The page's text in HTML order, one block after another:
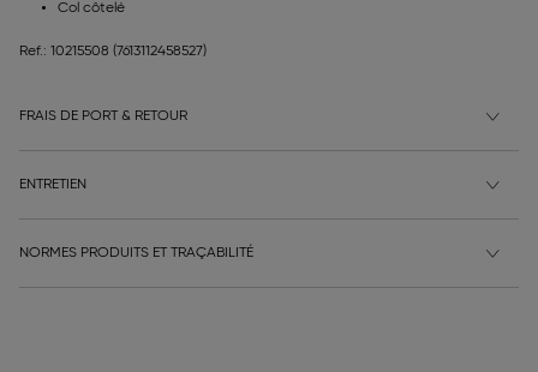
Col côtelé
Ref.: 10215508 (7613112458527)
FRAIS DE PORT & RETOUR
ENTRETIEN
NORMES PRODUITS ET TRAÇABILITÉ